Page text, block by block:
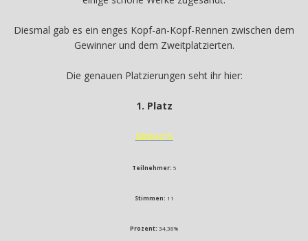
Diesmal gab es ein enges Kopf-an-Kopf-Rennen zwischen dem
Gewinner und dem Zweitplatzierten.
Die genauen Platzierungen seht ihr hier:
1. Platz
Sillshez15
Teilnehmer: 5
Stimmen: 11
Prozent: 34,38%